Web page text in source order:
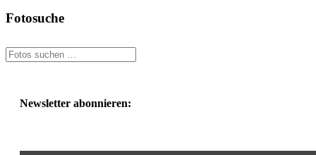
Fotosuche
Newsletter abonnieren: